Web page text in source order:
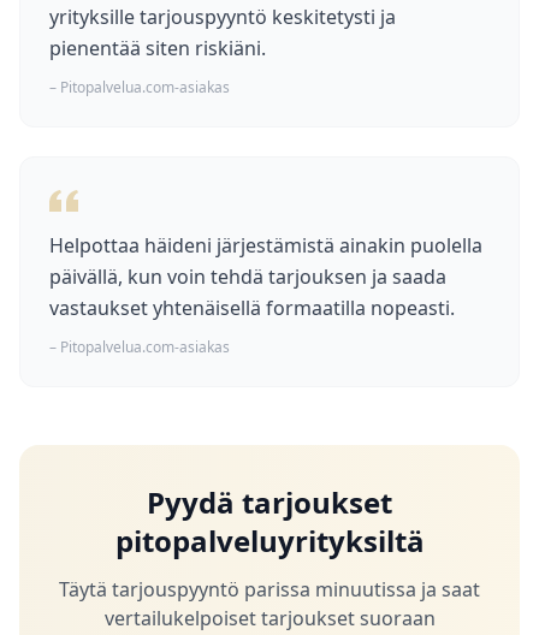
yrityksille tarjouspyyntö keskitetysti ja
pienentää siten riskiäni.
– Pitopalvelua.com-asiakas
Helpottaa häideni järjestämistä ainakin puolella
päivällä, kun voin tehdä tarjouksen ja saada
vastaukset yhtenäisellä formaatilla nopeasti.
– Pitopalvelua.com-asiakas
Pyydä tarjoukset
pitopalveluyrityksiltä
Täytä tarjouspyyntö parissa minuutissa ja saat
vertailukelpoiset tarjoukset suoraan